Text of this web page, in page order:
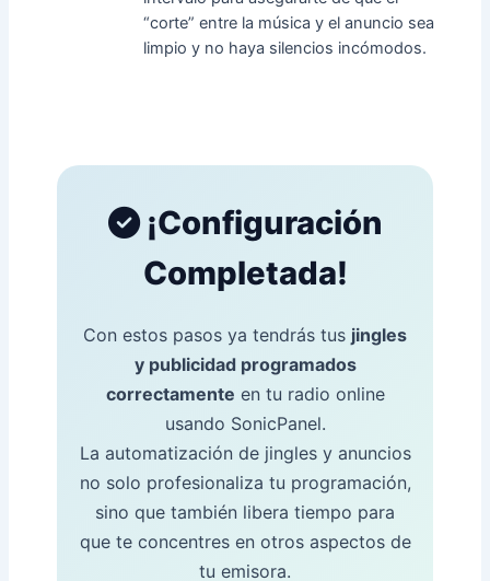
“corte” entre la música y el anuncio sea
limpio y no haya silencios incómodos.
¡Configuración
Completada!
Con estos pasos ya tendrás tus jingles
y publicidad programados
correctamente en tu radio online
usando SonicPanel.
La automatización de jingles y anuncios
no solo profesionaliza tu programación,
sino que también libera tiempo para
que te concentres en otros aspectos de
tu emisora.